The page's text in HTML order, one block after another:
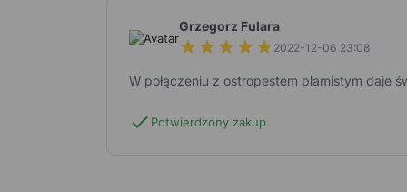
Grzegorz Fulara
2022-12-06 23:08
W połączeniu z ostropestem plamistym daje
check Potwierdzony zakup